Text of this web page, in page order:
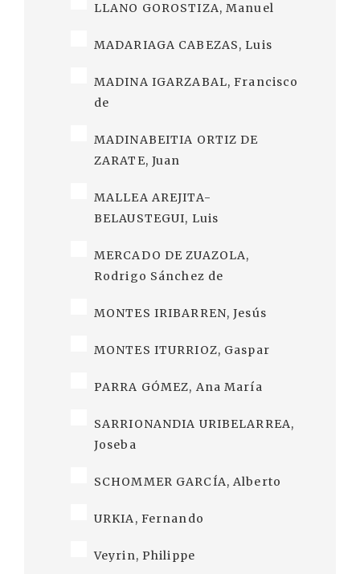
LLANO GOROSTIZA, Manuel
MADARIAGA CABEZAS, Luis
MADINA IGARZABAL, Francisco
de
MADINABEITIA ORTIZ DE
ZARATE, Juan
MALLEA AREJITA-
BELAUSTEGUI, Luis
MERCADO DE ZUAZOLA,
Rodrigo Sánchez de
MONTES IRIBARREN, Jesús
MONTES ITURRIOZ, Gaspar
PARRA GÓMEZ, Ana María
SARRIONANDIA URIBELARREA,
Joseba
SCHOMMER GARCÍA, Alberto
URKIA, Fernando
Veyrin, Philippe